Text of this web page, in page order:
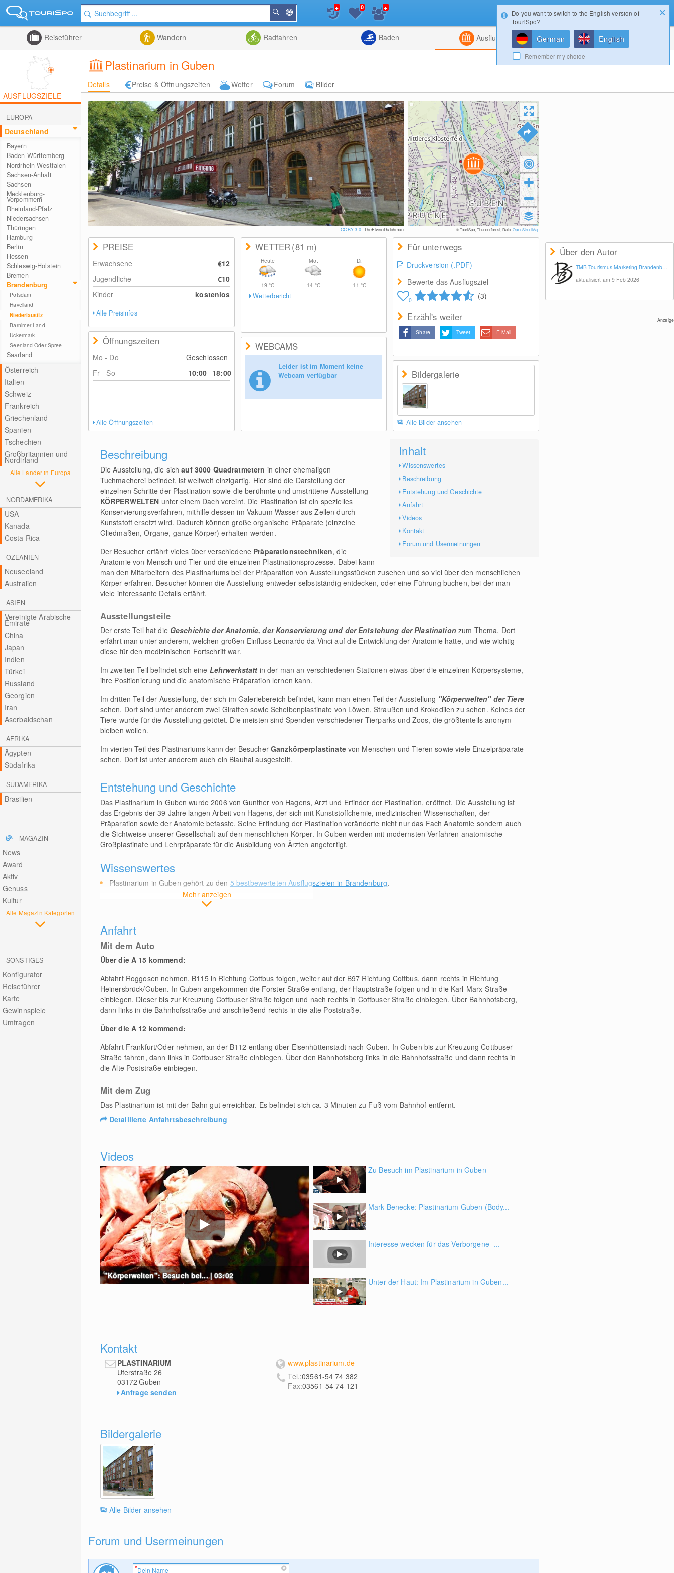
der
Nähe
Suchen
Listenansicht
Kombiniert
+ 0 +
Reiseführer Wandern Radfahren Baden Ausflugsziele Magazin
Plastinarium in Guben
Details Preise & Öffnungszeiten Wetter Forum
Bilder
AUSFLUGSZIELE
EUROPA
Deutschland
Bayern
Baden-Württemberg
Nordrhein-Westfalen
Sachsen-Anhalt
Sachsen
Mecklenburg-
Vorpommern
Rheinland-Pfalz
Niedersachsen
Thüringen
Hamburg
Berlin
Hessen
Schleswig-Holstein
Bremen
Brandenburg
Potsdam
Havelland
Niederlausitz
Barnimer Land
Uckermark
Seenland Oder-Spree
Saarland
Österreich
Italien
Schweiz
Frankreich
Griechenland
Spanien
Tschechien
Großbritannien und
Nordirland
Alle Länder in Europa
NORDAMERIKA
USA
Kanada
Costa Rica
OZEANIEN
Neuseeland
Australien
ASIEN
Vereinigte Arabische
Emirate
China
Japan
Indien
Türkei
Russland
Georgien
Iran
Aserbaidschan
AFRIKA
Ägypten
Südafrika
SÜDAMERIKA
Brasilien
MAGAZIN
News
Award
Aktiv
Genuss
Kultur
Alle Magazin Kategorien
SONSTIGES
Konfigurator
Reiseführer
Karte
Gewinnspiele
Umfragen
CC BY 3.0 TheFlyingDutchman © TouriSpo, Thunderforest, Data:OpenStreetMap
Über den Autor
TMB Tourismus-Marketing Brandenburg GmbH
aktualisiert am 9 Feb 2026
Anzeige
PREISE
Erwachsene
€12
Jugendliche
€10
Kinder
kostenlos
Alle Preisinfos
Öffnungszeiten
Mo - Do
Geschlossen
Fr - So
10:00- 18:00
Alle Öffnungszeiten
WETTER(81 m)
Heute
19°C
Mo.
14 °C
Di.
11 °C
Wetterbericht
WEBCAMS
Leider ist im Moment keine
Webcam verfügbar
Für unterwegs
Druckversion (.PDF)
Bewerte das Ausflugsziel
0 (3)
Erzähl's weiter
Share Tweet E-Mail
Bildergalerie
Alle Bilder ansehen
Inhalt
Wissenswertes
Beschreibung
Entstehung und Geschichte
Anfahrt
Videos
Kontakt
Forum und Usermeinungen
Beschreibung
Die Ausstellung, die sichauf 3000 Quadratmetern in einer ehemaligen
Tuchmacherei befindet, ist weltweit einzigartig. Hier sind die Darstellung der
einzelnen Schritte der Plastination sowie die berühmte und umstrittene Ausstellung
KÖRPERWELTEN unter einem Dach vereint. Die Plastination ist ein spezielles
Konservierungsverfahren, mithilfe dessen im Vakuum Wasser aus Zellen durch
Kunststoff ersetzt wird. Dadurch können große organische Präparate (einzelne
Gliedmaßen, Organe, ganze Körper) erhalten werden.
Der Besucher erfährt vieles über verschiedene Präparationstechniken, die
Anatomie von Mensch und Tier und die einzelnen Plastinationsprozesse. Dabei kann
man den Mitarbeitern des Plastinariums bei der Präparation von Ausstellungsstücken zusehen und so viel über den menschlichen
Körper erfahren. Besucher können die Ausstellung entweder selbstständig entdecken, oder eine Führung buchen, bei der man
viele interessante Details erfährt.
Ausstellungsteile
Der erste Teil hat die Geschichte der Anatomie, der Konservierung und der Entstehung der Plastinationzum Thema. Dort
erfährt man unter anderem, welchen großen Einfluss Leonardo da Vinci auf die Entwicklung der Anatomie hatte, und wie wichtig
diese für den medizinischen Fortschritt war.
Im zweiten Teil befindet sich eine Lehrwerkstatt in der man an verschiedenen Stationen etwas über die einzelnen Körpersysteme,
ihre Positionierung und die anatomische Präparation lernen kann.
Im dritten Teil der Ausstellung, der sich im Galeriebereich befindet, kann man einen Teil der Ausstellung "Körperwelten" der Tiere
sehen. Dort sind unter anderem zwei Giraffen sowie Scheibenplastinate von Löwen, Straußen und Krokodilen zu sehen. Keines der
Tiere wurde für die Ausstellung getötet. Die meisten sind Spenden verschiedener Tierparks und Zoos, die größtenteils anonym
bleiben wollen.
Im vierten Teil des Plastinariums kann der Besucher Ganzkörperplastinatevon Menschen und Tieren sowie viele Einzelpräparate
sehen. Dort ist unter anderem auch ein Blauhai ausgestellt.
Entstehung und Geschichte
Das Plastinarium in Guben wurde 2006 von Gunther von Hagens, Arzt und Erfinder der Plastination, eröffnet. Die Ausstellung ist
das Ergebnis der 39 Jahre langen Arbeit von Hagens, der sich mit Kunststoffchemie, medizinischen Wissenschaften, der
Präparation sowie der Anatomie befasste. Seine Erfindung der Plastination veränderte nicht nur das Fach Anatomie sondern auch
die Sichtweise unserer Gesellschaft auf den menschlichen Körper. In Guben werden mit modernsten Verfahren anatomische
Großplastinate und Lehrpräparate für die Ausbildung von Ärzten angefertigt.
Wissenswertes
Mehr anzeigen
Plastinarium in Guben gehört zu den 5 bestbewerteten Ausflugszielen in Brandenburg.
Anfahrt
Mit dem Auto
Über die A 15 kommend:
Abfahrt Roggosen nehmen, B115 in Richtung Cottbus folgen, weiter auf der B97 Richtung Cottbus, dann rechts in Richtung
Heinersbrück/Guben. In Guben angekommen die Forster Straße entlang, der Hauptstraße folgen und in die Karl-Marx-Straße
einbiegen. Dieser bis zur Kreuzung Cottbuser Straße folgen und nach rechts in Cottbuser Straße einbiegen. Über Bahnhofsberg,
dann links in die Bahnhofsstraße und anschließend rechts in die alte Poststraße.
Über die A 12 kommend:
Abfahrt Frankfurt/Oder nehmen, an der B112 entlang über Eisenhüttenstadt nach Guben. In Guben bis zur Kreuzung Cottbuser
Straße fahren, dann links in Cottbuser Straße einbiegen. Über den Bahnhofsberg links in die Bahnhofsstraße und dann rechts in
die Alte Poststraße einbiegen.
Mit dem Zug
Das Plastinarium ist mit der Bahn gut erreichbar. Es befindet sich ca. 3 Minuten zu Fuß vom Bahnhof entfernt.
Detaillierte Anfahrtsbeschreibung
Videos
"Körperwelten": Besuch bei... | 03:02
Zu Besuch im Plastinarium in Guben
Mark Benecke: Plastinarium Guben (Body...
Interesse wecken für das Verborgene -...
Unter der Haut: Im Plastinarium in Guben...
Kontakt
PLASTINARIUM
Uferstraße 26
03172 Guben
Anfrage senden
www.plastinarium.de
Tel.:03561-54 74 382
Fax:03561-54 74 121
Bildergalerie
Alle Bilder ansehen
Forum und Usermeinungen
Login
Do you want to switch to the English version of
TouriSpo?
German English
Remember my choice
Konfigurator Gewinnspiele